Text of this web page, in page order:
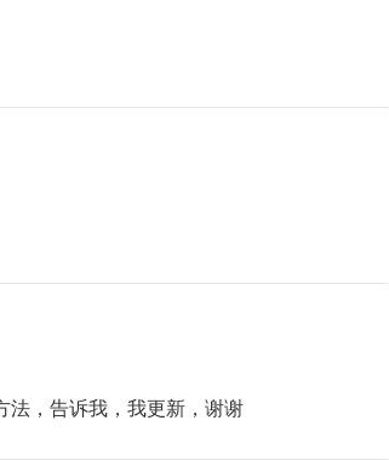
法，告诉我，我更新，谢谢